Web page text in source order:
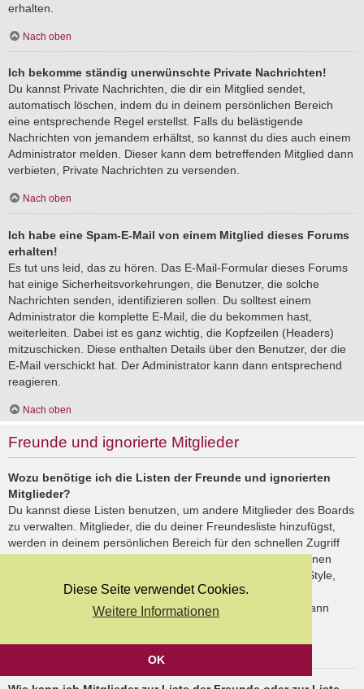
Diese Seite verwendet Cookies.
Weitere Informationen
OK
erhalten.
Nach oben
Ich bekomme ständig unerwünschte Private Nachrichten!
Du kannst Private Nachrichten, die dir ein Mitglied sendet,
automatisch löschen, indem du in deinem persönlichen Bereich
eine entsprechende Regel erstellst. Falls du belästigende
Nachrichten von jemandem erhältst, so kannst du dies auch einem
Administrator melden. Dieser kann dem betreffenden Mitglied dann
verbieten, Private Nachrichten zu versenden.
Nach oben
Ich habe eine Spam-E-Mail von einem Mitglied dieses Forums
erhalten!
Es tut uns leid, das zu hören. Das E-Mail-Formular dieses Forums
hat einige Sicherheitsvorkehrungen, die Benutzer, die solche
Nachrichten senden, identifizieren sollen. Du solltest einem
Administrator die komplette E-Mail, die du bekommen hast,
weiterleiten. Dabei ist es ganz wichtig, die Kopfzeilen (Headers)
mitzuschicken. Diese enthalten Details über den Benutzer, der die
E-Mail verschickt hat. Der Administrator kann dann entsprechend
reagieren.
Nach oben
Freunde und ignorierte Mitglieder
Wozu benötige ich die Listen der Freunde und ignorierten
Mitglieder?
Du kannst diese Listen benutzen, um andere Mitglieder des Boards
zu verwalten. Mitglieder, die du deiner Freundesliste hinzufügst,
werden in deinem persönlichen Bereich für den schnellen Zugriff
aufgelistet. Du siehst dort deren Onlinestatus und kannst ihnen
schnell eine Private Nachricht senden. Abhängig von dem Style,
den du verwendest, können Beiträge deiner Freunde auch
hervorgehoben sein. Wenn du einen Benutzer ignorierst, dann